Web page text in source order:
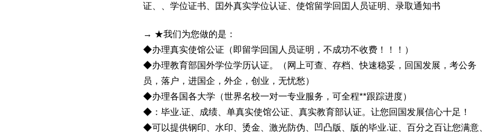
证、、学位证书、囯外真实学位认证、使馆留学回囯人员证明、录取通知书
→ ★我们为您做的是：
◆办理真实使馆公证（即留学回国人员证明，不成功不收费！！！）
◆办理教育部国外学位学历认证。（网上可查、存档、快速稳妥，回国发展，考公务
员，落户，进国企，外企，创业，无忧愁）
◆办理各国各大学（世界名校一对一专业服务，可全程**跟踪进度）
◆：毕业.证、成绩、单真实使馆公证、真实教育部认证。让您回国发展信心十足！
◆可以提供钢印、水印、烫金、激光防伪、凹凸版、版的毕业.证、百分之百让您满意、